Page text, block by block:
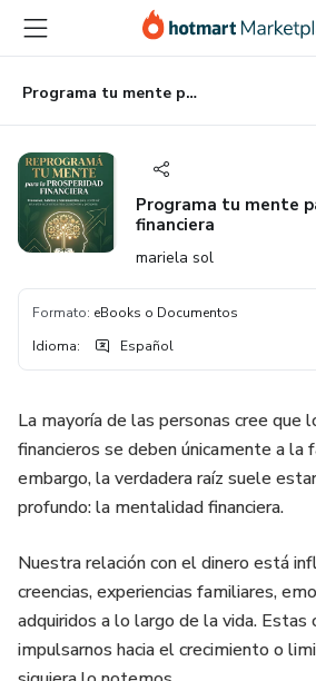
principal
página
de
página
Programa tu mente para la prosperidad financiera
Programa tu mente
financiera
mariela sol
Formato: eBooks o Documentos
Idioma: Español
La mayoría de las personas cree que
financieros se deben únicamente a la
embargo, la verdadera raíz suele
profundo: la mentalidad financiera.
Nuestra relación con el dinero está
creencias, experiencias familiares,
adquiridos a lo largo de la vida. Estas
impulsarnos hacia el crecimiento o